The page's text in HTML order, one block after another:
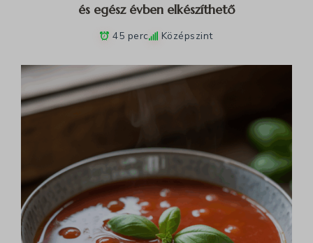
és egész évben elkészíthető
45 perc Középszint